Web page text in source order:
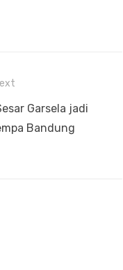
Garsela jadi
Bandung